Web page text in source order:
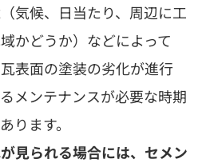
気候、日当たり、周辺に工
かどうか）などによって
表面の塗装の劣化が進行
メンテナンスが必要な時期
ります。
見られる場合には、セメン